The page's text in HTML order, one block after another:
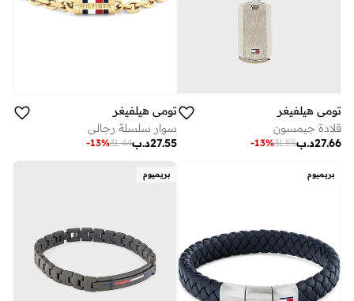
تومي هيلفيغر
قلادة جيمسون
د.ب27.66
31.55
-13%
تومي هيلفيغر
سوار سلسلة رجالي
د.ب27.55
31.44
-13%
بريميوم بريميوم